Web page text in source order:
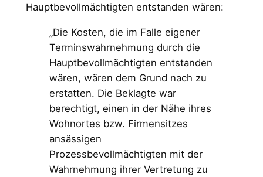
Hauptbevollmächtigten entstanden wären:
„Die Kosten, die im Falle eigener
Terminswahrnehmung durch die
Hauptbevollmächtigten entstanden
wären, wären dem Grund nach zu
erstatten. Die Beklagte war
berechtigt, einen in der Nähe ihres
Wohnortes bzw. Firmensitzes
ansässigen
Prozessbevollmächtigten mit der
Wahrnehmung ihrer Vertretung zu